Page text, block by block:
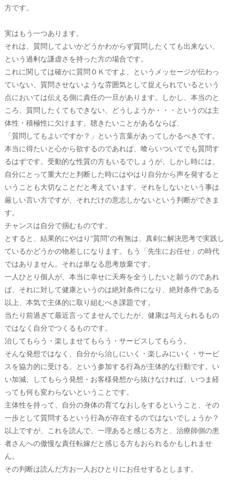
方です。
実はもう一つあります。
それは、質問してよいかどうかわからず質問したくても出来ない、
という過剰な謙虚さを持った方の場合です。
これに関しては確かに質問ＯＫですよ、というメッセージが伝わっ
ていない、質問させないような雰囲気として捉えられているという
点においては伝える側に責任の一旦があります。しかし、本当のと
ころ、質問したくてもできない、どうしようか・・・というのは主
体性・積極性に欠けます。聴きたいことがあるならば、
「質問してもよいですか？」という言葉があってしかるべきです。
本当に得たいと心から欲するのであれば、喰らいついてでも質問す
るはずです。受動的な性質の方もいるでしょうが、しかし時には、
自分にとって重大だと判断した時にはやはり自分から声を発すると
いうことも大切なことだと考えています。それをしないという事は
厳しい言い方ですが、それだけの意志しかないという判断ができま
す。
チャンスは自分で掴むものです。
とすると、結果的にやはり“質問”の有無は、真剣に解決思考で実践し
ているかどうかの物差しになります。もう「先生にお任せ」の時代
ではありません。それは単なる思考放棄です。
一人ひとり個人が、本当に幸せに天寿を全うしたいと願うのであれ
ば、それに対して健康というのは絶対条件になり、絶対条件である
以上、本気で主体的に取り組むべき課題です。
当たり前過ぎて最近言ってませんでしたが、健康は与えられるもの
ではなく自分でつくるものです。
治してもらう・楽しませてもらう・サービスしてもらう。
そんな発想ではなく、自分から治しにいく・楽しみにいく・サービ
スを協力的に受ける。という参加する行為が主体的な行動です。い
い加減、してもらう発想・お客様発想から抜けなければ、いつま経
っても何も変わらないということです。
主体性を持って、自分の身体の育てなおしをするということ、その
一歩として質問するという行為が存在するのではないでしょうか？
以上ですが、これを読んで、一理あると感じる方と、治療師側の患
者さんへの傲慢な責任転嫁だと感じる方もおられるかもしれませ
ん。
その判断は読んだ方お一人おひとりにお任せするとします。